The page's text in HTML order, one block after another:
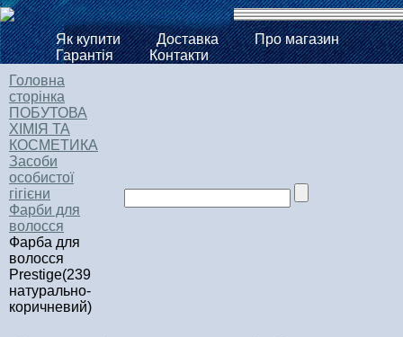
Як купити Доставка
Про магазин
Гарантія
Контакти
Головна
сторінка
ПОБУТОВА
ХІМІЯ ТА
КОСМЕТИКА
Засоби
особистої
гігієни
Фарби для
волосся
Фарба для
волосся
Prestige(239
натурально-
коричневий)